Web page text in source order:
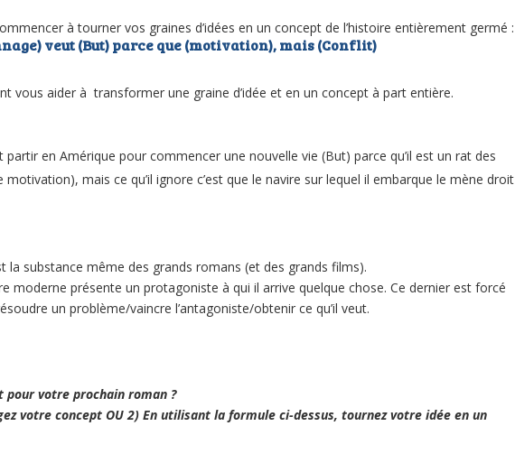
à tourner vos graines d’idées en un concept de l’histoire entièrement germé :
veut (But) parce que (motivation), mais (Conflit)
vous aider à transformer une graine d’idée et en un concept à part entière.
partir en Amérique pour commencer une nouvelle vie (But) parce qu’il est un rat des
motivation), mais ce qu’il ignore c’est que le navire sur lequel il embarque le mène droit
la substance même des grands romans (et des grands films).
moderne présente un protagoniste à qui il arrive quelque chose. Ce dernier est forcé
un problème/vaincre l’antagoniste/obtenir ce qu’il veut.
pour votre prochain roman ?
votre concept OU 2) En utilisant la formule ci-dessus, tournez votre idée en un